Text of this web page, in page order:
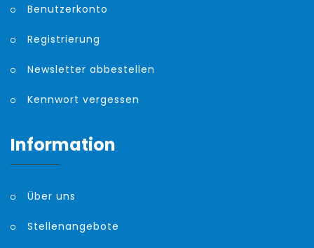
Benutzerkonto
Registrierung
Newsletter abbestellen
Kennwort vergessen
Information
Über uns
Stellenangebote